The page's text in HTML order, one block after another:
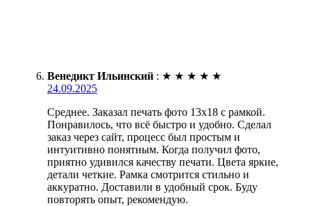
Венедикт Ильинский : ★ ★ ★ ★ ★
24.09.2025
Среднее. Заказал печать фото 13х18 с рамкой.
Понравилось, что всё быстро и удобно. Сделал
заказ через сайт, процесс был простым и
интуитивно понятным. Когда получил фото,
приятно удивился качеству печати. Цвета яркие,
детали четкие. Рамка смотрится стильно и
аккуратно. Доставили в удобный срок. Буду
повторять опыт, рекомендую.